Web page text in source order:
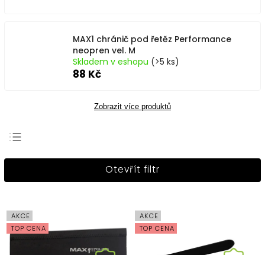
MAX1 chránič pod řetěz Performance
neopren vel. M
Skladem v eshopu (>5 ks)
88 Kč
Zobrazit více produktů
Nejprodávanější
Abecedně
Otevřít filtr
AKCE
TOP CENA
AKCE
TOP CENA